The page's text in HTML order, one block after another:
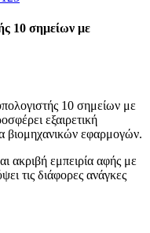
10 σημείων με
10 σημείων με
εξαιρετική
βιομηχανικών εφαρμογών.
ακριβή εμπειρία αφής με
τις διάφορες ανάγκες